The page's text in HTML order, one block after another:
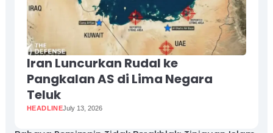
Iran Luncurkan Rudal ke
Pangkalan AS di Lima Negara
Teluk
HEADLINEJuly 13, 2026